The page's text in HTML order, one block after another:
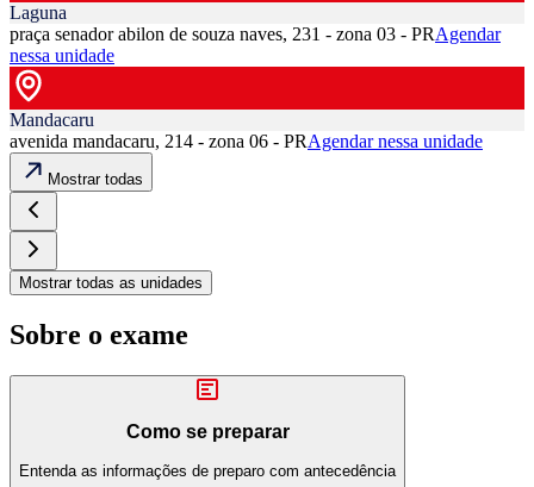
Laguna
praça senador abilon de souza naves, 231 - zona 03 - PRAgendar
nessa unidade
Mandacaru
avenida mandacaru, 214 - zona 06 - PRAgendar nessa unidade
Mostrar todas
Mostrar todas as unidades
Sobre o exame
Como se preparar
Entenda as informações de preparo com antecedência